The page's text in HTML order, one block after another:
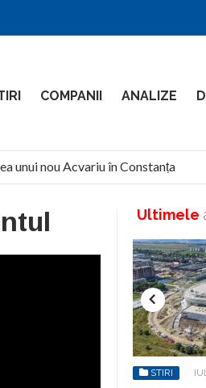
COMPANII ANALIZE
nou Acvariu în Constanța
Ultimele
STIRI